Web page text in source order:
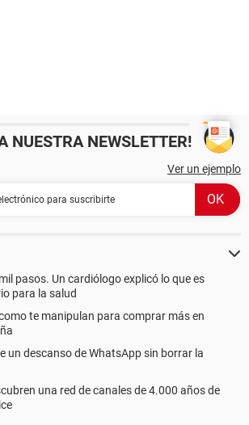
NUESTRA NEWSLETTER!
Ver un ejemplo
pasos. Un cardiólogo explicó lo que es
para la salud
te manipulan para comprar más en
un descanso de WhatsApp sin borrar la
una red de canales de 4.000 años de